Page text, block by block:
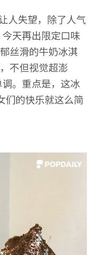
人失望，除了人气
天再出限定口味
丝滑的牛奶冰淇
不但视觉超澎
。重点是，这冰
们的快乐就这么简